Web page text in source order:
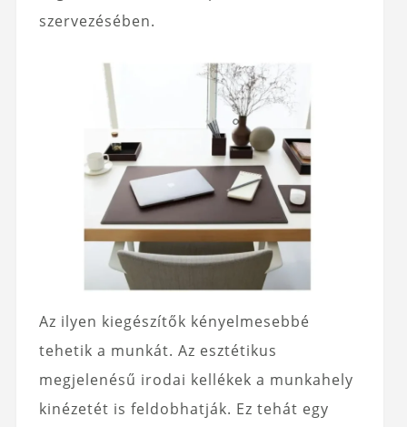
szervezésében.
Az ilyen kiegészítők kényelmesebbé
tehetik a munkát. Az esztétikus
megjelenésű irodai kellékek a munkahely
kinézetét is feldobhatják. Ez tehát egy